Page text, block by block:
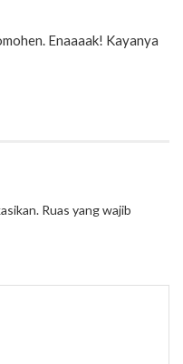
Enaaaak! Kayanya
Ruas yang wajib